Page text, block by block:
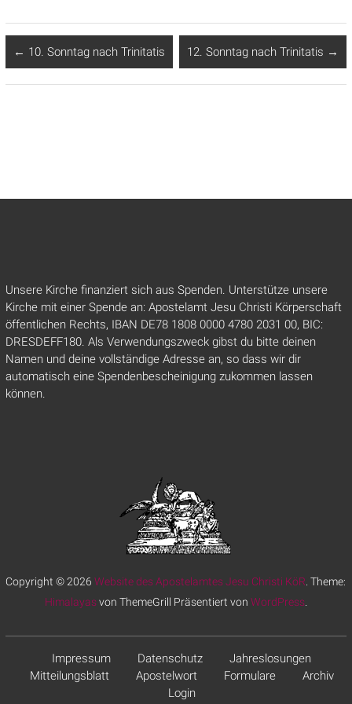
← 10. Sonntag nach Trinitatis 12. Sonntag nach Trinitatis →
Unsere Kirche finanziert sich aus Spenden. Unterstütze unsere
Kirche mit einer Spende an: Apostelamt Jesu Christi Körperschaft
öffentlichen Rechts, IBAN DE78 1808 0000 4780 2031 00, BIC:
DRESDEFF180. Als Verwendungszweck gibst du bitte deinen
Namen und deine vollständige Adresse an, so dass wir dir
automatisch eine Spendenbescheinigung zukommen lassen
können.
Copyright © 2026Website des Apostelamtes Jesu Christi KöR. Theme:
Himalayasvon ThemeGrill Präsentiert von WordPress.
Impressum Datenschutz
Jahreslosungen
Mitteilungsblatt
Apostelwort Formulare
Archiv
Login